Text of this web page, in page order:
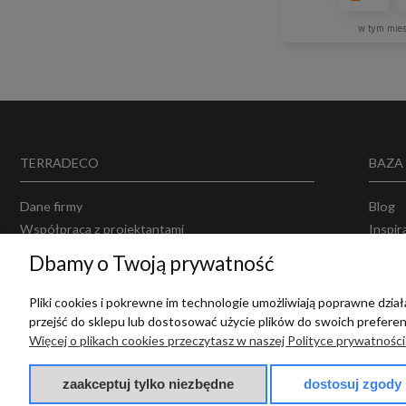
w tym
TERRADECO
Dane firmy
Współpraca z projektantami
Projektowanie wnętrz
Producenci
BAZA
Blog
Dbamy o Twoją prywatność
Pliki cookies i pokrewne im technologie umożliwiają poprawne
przejść do sklepu lub dostosować użycie plików do swoich
Więcej o plikach cookies przeczytasz w naszej Polityce
zaakceptuj tylko niezbędne dostosuj zgody